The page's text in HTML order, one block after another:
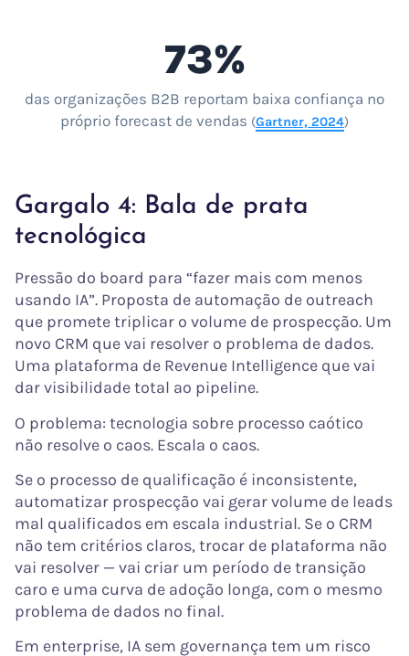
73%
das organizações B2B reportam baixa confiança no
próprio forecast de vendas (Gartner, 2024)
Gargalo 4: Bala de prata
tecnológica
Pressão do board para “fazer mais com menos
usando IA”. Proposta de automação de outreach
que promete triplicar o volume de prospecção. Um
novo CRM que vai resolver o problema de dados.
Uma plataforma de Revenue Intelligence que vai
dar visibilidade total ao pipeline.
O problema: tecnologia sobre processo caótico
não resolve o caos. Escala o caos.
Se o processo de qualificação é inconsistente,
automatizar prospecção vai gerar volume de leads
mal qualificados em escala industrial. Se o CRM
não tem critérios claros, trocar de plataforma não
vai resolver — vai criar um período de transição
caro e uma curva de adoção longa, com o mesmo
problema de dados no final.
Em enterprise, IA sem governança tem um risco